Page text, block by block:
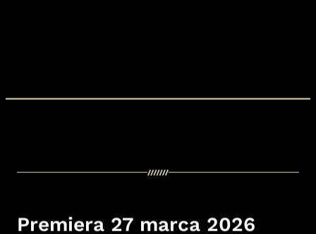
Nie możesz obejrzeć tego filmu, ponieważ nie
Premiera 27 marca 2026